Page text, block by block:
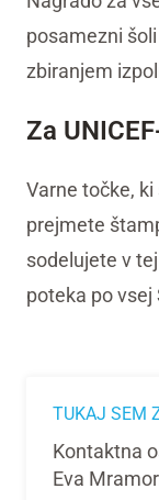
posamezni
zbiranjem
Za
Varne točke,
prejmete
sodelujete v
poteka po vsej
TUKAJ SEM
Kontaktna
Eva